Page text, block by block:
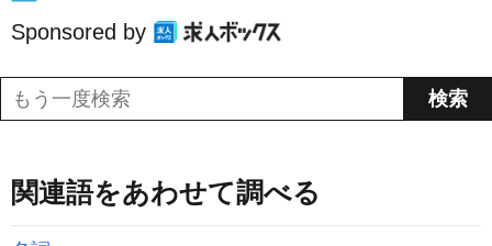
Sponsored by
関連語をあわせて調べる